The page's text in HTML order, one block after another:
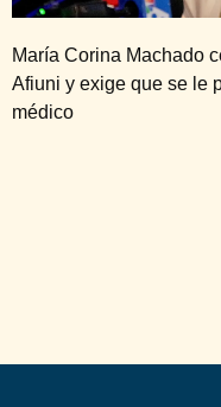
María Corina Machado
Afiuni y exige que se le
médico